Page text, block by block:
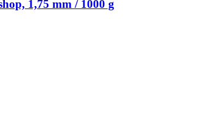
1,75 mm / 1000 g